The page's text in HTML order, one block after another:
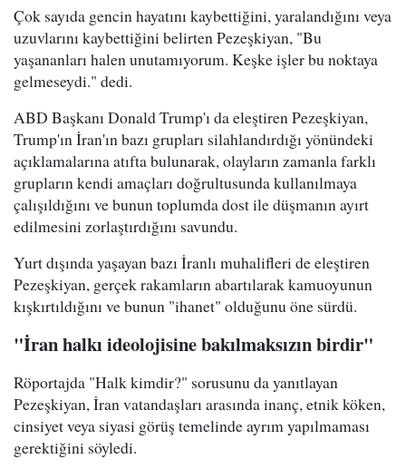
Çok sayıda gencin hayatını kaybettiğini, yaralandığını veya
uzuvlarını kaybettiğini belirten Pezeşkiyan, "Bu
yaşananları halen unutamıyorum. Keşke işler bu noktaya
gelmeseydi." dedi.
ABD Başkanı Donald Trump'ı da eleştiren Pezeşkiyan,
Trump'ın İran'ın bazı grupları silahlandırdığı yönündeki
açıklamalarına atıfta bulunarak, olayların zamanla farklı
grupların kendi amaçları doğrultusunda kullanılmaya
çalışıldığını ve bunun toplumda dost ile düşmanın ayırt
edilmesini zorlaştırdığını savundu.
Yurt dışında yaşayan bazı İranlı muhalifleri de eleştiren
Pezeşkiyan, gerçek rakamların abartılarak kamuoyunun
kışkırtıldığını ve bunun "ihanet" olduğunu öne sürdü.
"İran halkı ideolojisine bakılmaksızın birdir"
Röportajda "Halk kimdir?" sorusunu da yanıtlayan
Pezeşkiyan, İran vatandaşları arasında inanç, etnik köken,
cinsiyet veya siyasi görüş temelinde ayrım yapılmaması
gerektiğini söyledi.